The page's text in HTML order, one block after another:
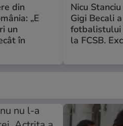
din
„E
un
în
Nicu
Gigi Becali
fotbalistului
la FCSB.